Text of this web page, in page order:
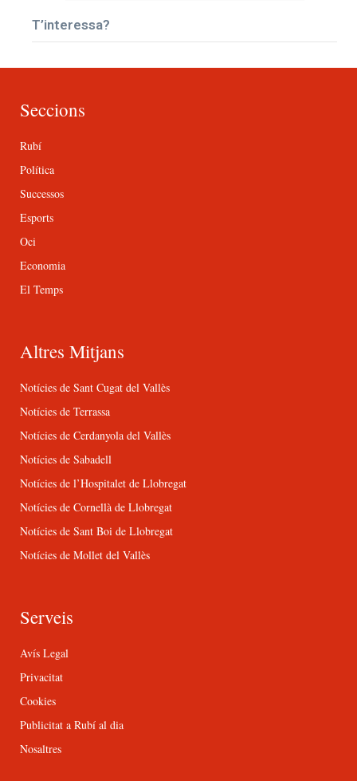
T’interessa?
Seccions
Rubí
Política
Successos
Esports
Oci
Economia
El Temps
Altres Mitjans
Notícies de Sant Cugat del Vallès
Notícies de Terrassa
Notícies de Cerdanyola del Vallès
Notícies de Sabadell
Notícies de l’Hospitalet de Llobregat
Notícies de Cornellà de Llobregat
Notícies de Sant Boi de Llobregat
Notícies de Mollet del Vallès
Serveis
Avís Legal
Privacitat
Cookies
Publicitat a Rubí al dia
Nosaltres